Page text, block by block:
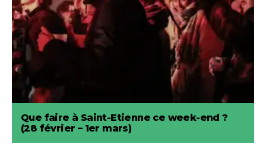
Que faire à Saint-Etienne ce week-end ?
(28 février – 1er mars)